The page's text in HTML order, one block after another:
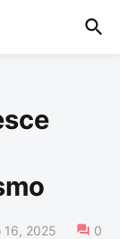
16, 2025 0